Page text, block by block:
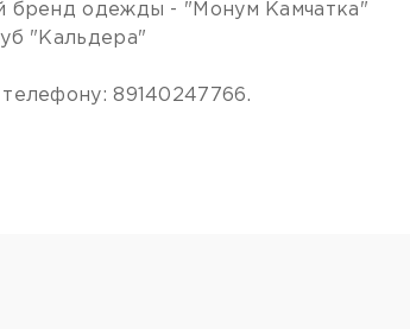
бренд одежды - "Монум Камчатка"
"Кальдера"
89140247766.